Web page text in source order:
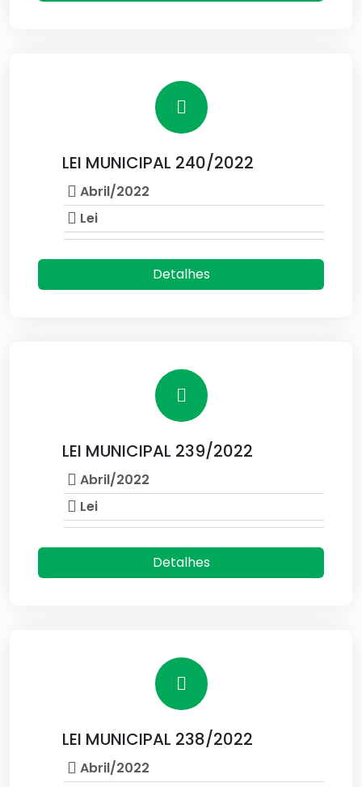
LEI MUNICIPAL 240/2022
Abril/2022
Lei
Detalhes
LEI MUNICIPAL 239/2022
Abril/2022
Lei
Detalhes
LEI MUNICIPAL 238/2022
Abril/2022